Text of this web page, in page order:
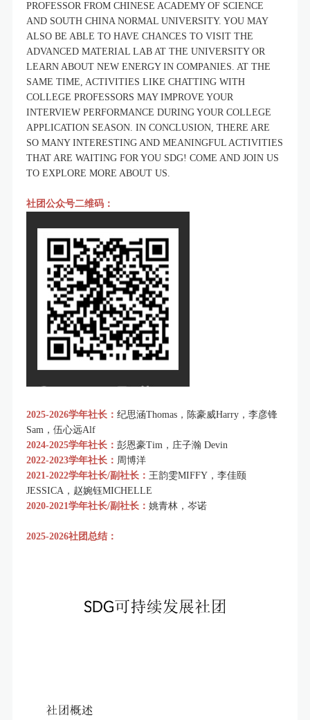
PROFESSOR FROM CHINESE ACADEMY OF SCIENCE
AND SOUTH CHINA NORMAL UNIVERSITY. YOU MAY
ALSO BE ABLE TO HAVE CHANCES TO VISIT THE
ADVANCED MATERIAL LAB AT THE UNIVERSITY OR
LEARN ABOUT NEW ENERGY IN COMPANIES. AT THE
SAME TIME, ACTIVITIES LIKE CHATTING WITH
COLLEGE PROFESSORS MAY IMPROVE YOUR
INTERVIEW PERFORMANCE DURING YOUR COLLEGE
APPLICATION SEASON. IN CONCLUSION, THERE ARE
SO MANY INTERESTING AND MEANINGFUL ACTIVITIES
THAT ARE WAITING FOR YOU SDG! COME AND JOIN US
TO EXPLORE MORE ABOUT US.
社团公众号二维码：
2025-2026学年社长： 纪思涵Thomas，陈豪威Harry，李彦锋
Sam，伍心远Alf
2024-2025学年社长： 彭恩豪Tim，庄子瀚 Devin
2022-2023学年社长： 周博洋
2021-2022学年社长/副社长： 王韵雯MIFFY，李佳颐
JESSICA，赵婉钰MICHELLE
2020-2021学年社长/副社长： 姚青林，岑诺
2025-2026社团总结：